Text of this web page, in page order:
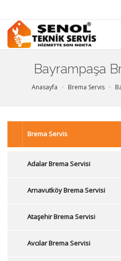
Bayrampaşa
Anasayfa Brema Servis
Brema Servis
Adalar Brema Servisi
Arnavutköy Brema Servisi
Ataşehir Brema Servisi
Avcılar Brema Servisi